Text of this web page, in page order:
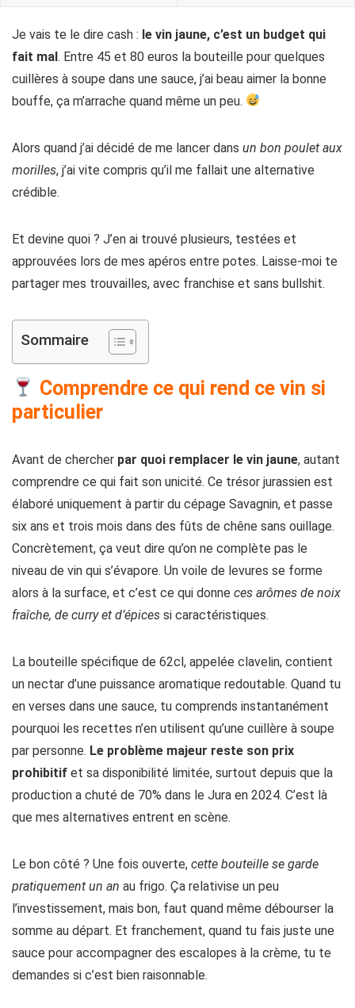
Je vais te le dire cash : le vin jaune, c’est un budget qui
fait mal. Entre 45 et 80 euros la bouteille pour quelques
cuillères à soupe dans une sauce, j’ai beau aimer la bonne
bouffe, ça m’arrache quand même un peu.
Alors quand j’ai décidé de me lancer dans un bon poulet aux
morilles, j’ai vite compris qu’il me fallait une alternative
crédible.
Et devine quoi ? J’en ai trouvé plusieurs, testées et
approuvées lors de mes apéros entre potes. Laisse-moi te
partager mes trouvailles, avec franchise et sans bullshit.
Sommaire
Comprendre ce qui rend ce vin si
particulier
Avant de chercher par quoi remplacer le vin jaune, autant
comprendre ce qui fait son unicité. Ce trésor jurassien est
élaboré uniquement à partir du cépage Savagnin, et passe
six ans et trois mois dans des fûts de chêne sans ouillage.
Concrètement, ça veut dire qu’on ne complète pas le
niveau de vin qui s’évapore. Un voile de levures se forme
alors à la surface, et c’est ce qui donne ces arômes de noix
fraîche, de curry et d’épices si caractéristiques.
La bouteille spécifique de 62cl, appelée clavelin, contient
un nectar d’une puissance aromatique redoutable. Quand tu
en verses dans une sauce, tu comprends instantanément
pourquoi les recettes n’en utilisent qu’une cuillère à soupe
par personne. Le problème majeur reste son prix
prohibitif et sa disponibilité limitée, surtout depuis que la
production a chuté de 70% dans le Jura en 2024. C’est là
que mes alternatives entrent en scène.
Le bon côté ? Une fois ouverte, cette bouteille se garde
pratiquement un an au frigo. Ça relativise un peu
l’investissement, mais bon, faut quand même débourser la
somme au départ. Et franchement, quand tu fais juste une
sauce pour accompagner des escalopes à la crème, tu te
demandes si c’est bien raisonnable.